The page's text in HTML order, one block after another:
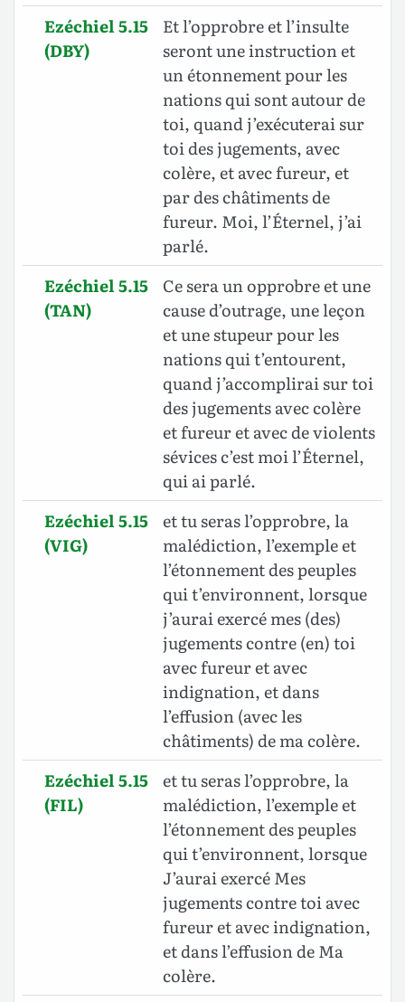
Ezéchiel 5.15
(DBY)
Et l’opprobre et l’insulte
seront une instruction et
un étonnement pour les
nations qui sont autour de
toi, quand j’exécuterai sur
toi des jugements, avec
colère, et avec fureur, et
par des châtiments de
fureur. Moi, l’Éternel, j’ai
parlé.
Ezéchiel 5.15
(TAN)
Ce sera un opprobre et une
cause d’outrage, une leçon
et une stupeur pour les
nations qui t’entourent,
quand j’accomplirai sur toi
des jugements avec colère
et fureur et avec de violents
sévices c’est moi l’Éternel,
qui ai parlé.
Ezéchiel 5.15
(VIG)
et tu seras l’opprobre, la
malédiction, l’exemple et
l’étonnement des peuples
qui t’environnent, lorsque
j’aurai exercé mes (des)
jugements contre (en) toi
avec fureur et avec
indignation, et dans
l’effusion (avec les
châtiments) de ma colère.
Ezéchiel 5.15
(FIL)
et tu seras l’opprobre, la
malédiction, l’exemple et
l’étonnement des peuples
qui t’environnent, lorsque
J’aurai exercé Mes
jugements contre toi avec
fureur et avec indignation,
et dans l’effusion de Ma
colère.